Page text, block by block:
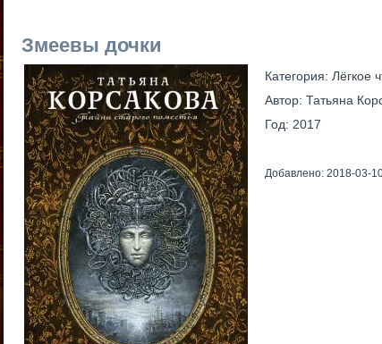
Змеевы дочки
Категория: Лёгкое
Автор: Татьяна
Год: 2017
Добавлено: 2018-03-